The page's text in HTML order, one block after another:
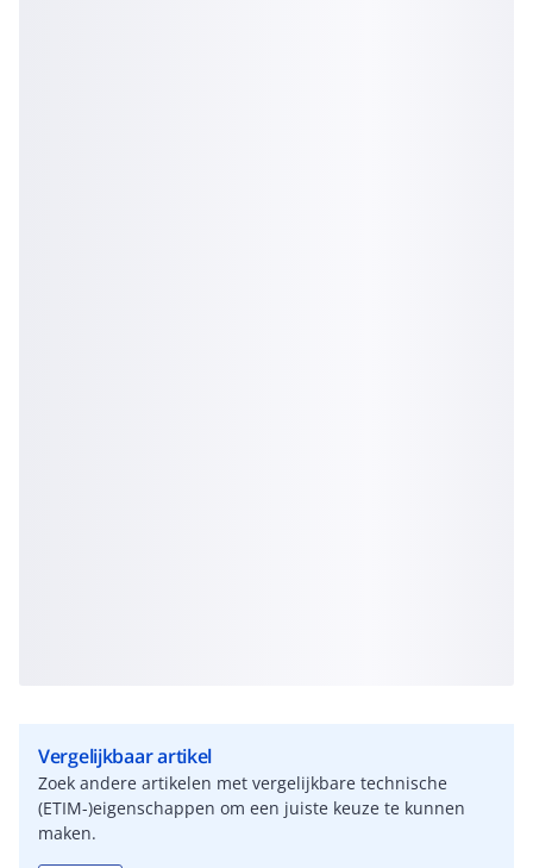
Vergelijkbaar artikel
Zoek andere artikelen met vergelijkbare technische
(ETIM-)eigenschappen om een juiste keuze te kunnen
maken.